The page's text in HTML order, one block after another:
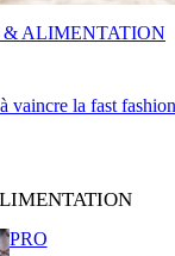
vaincre la fast
ALIMENTATION
PRO